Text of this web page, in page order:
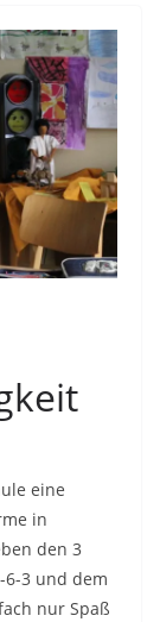
eine
in
den 3
6-3 und dem
nur Spaß